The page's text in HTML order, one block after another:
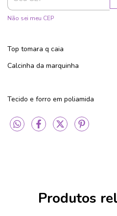
Não sei meu CEP
Top tomara q caia
Calcinha da marquinha
Tecido e forro em poliamida
Produtos